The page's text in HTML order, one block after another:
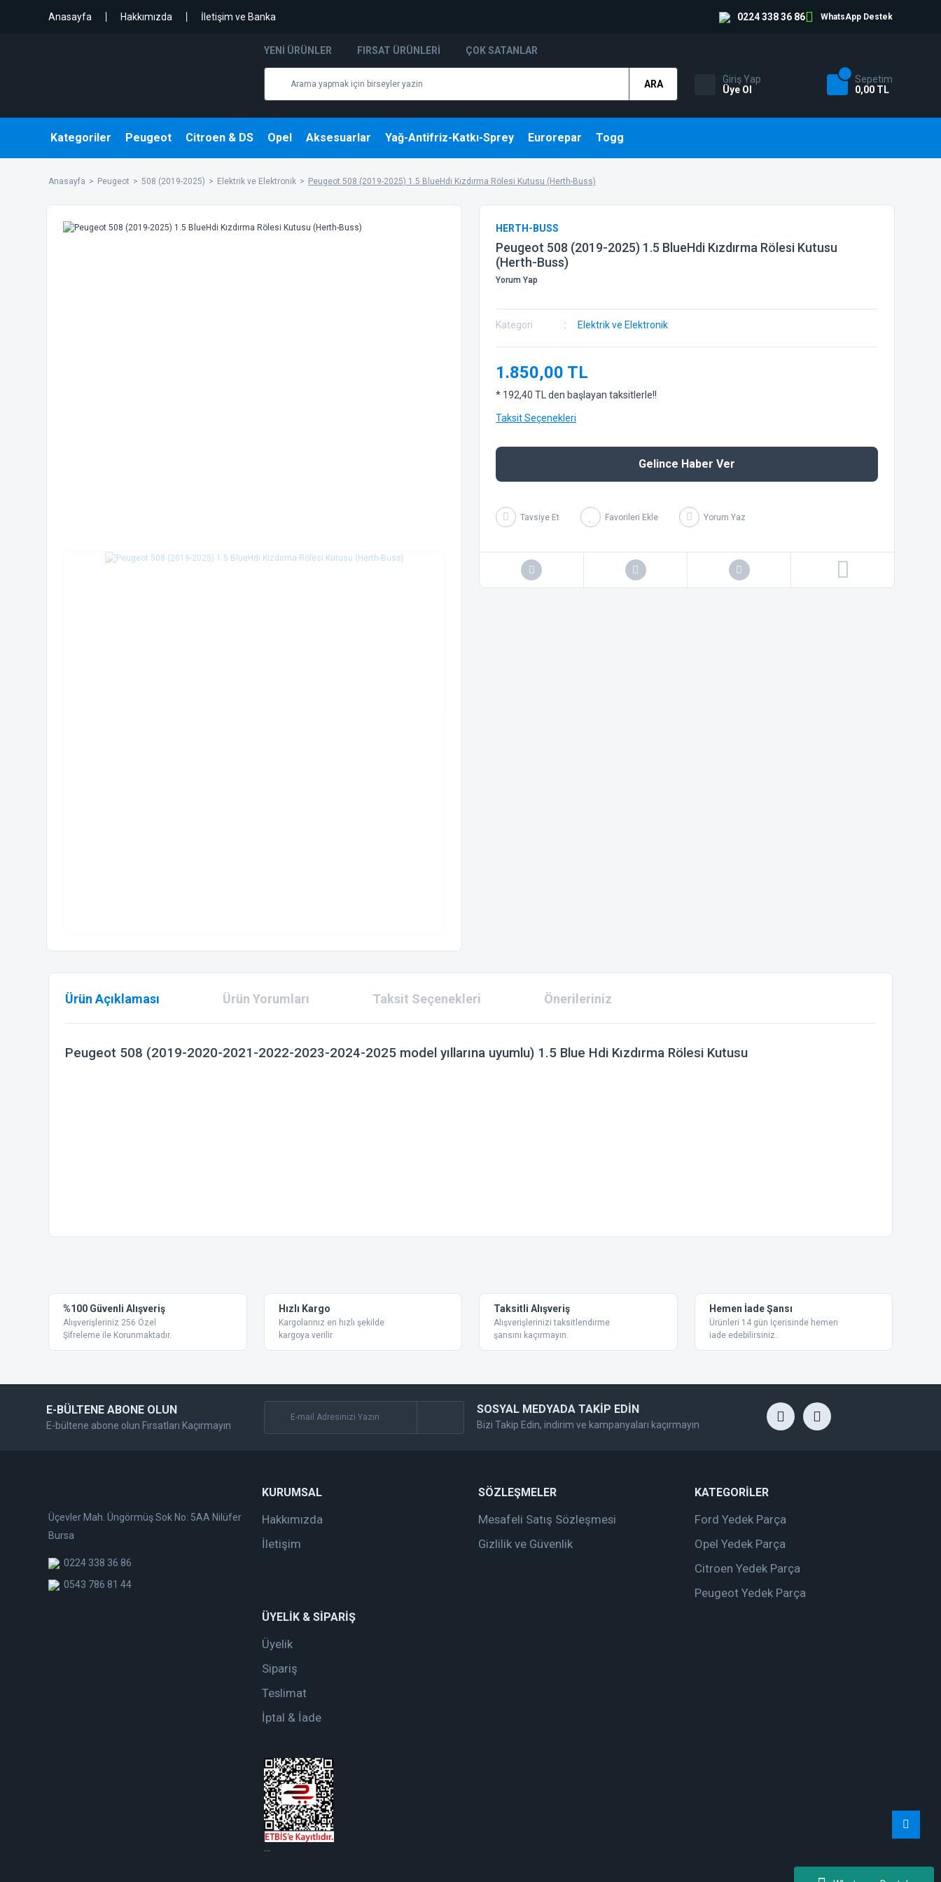
Anasayfa Hakkımızda İletişim ve Banka 0224 338 36 86 WhatsApp Destek
YENI ÜRÜNLER FIRSAT ÜRÜNLERI ÇOK SATANLAR
ARA
Giriş Yap
Üye Ol
Sepetim
0,00 TL
Kategoriler Peugeot Citroen & DS Opel Aksesuarlar Yağ-Antifriz-Katkı-Sprey Eurorepar Togg
Anasayfa Peugeot 508 (2019-2025) Elektrik ve Elektronik Peugeot 508 (2019-2025) 1.5 BlueHdi Kızdırma Rölesi Kutusu (Herth-Buss)
HERTH-BUSS
Peugeot 508 (2019-2025) 1.5 BlueHdi Kızdırma Rölesi Kutusu
(Herth-Buss)
Yorum Yap
Kategori Elektrik ve Elektronik
1.850,00 TL
* 192,40 TL den başlayan taksitlerle!!
Taksit Seçenekleri
Gelince Haber Ver
Tavsiye Et Yorum Yaz
Ürün Açıklaması Ürün Yorumları Taksit Seçenekleri Önerileriniz
Peugeot 508 (2019-2020-2021-2022-2023-2024-2025 model yıllarına uyumlu) 1.5 Blue Hdi Kızdırma Rölesi Kutusu
Ürün resmi kalitesiz, bozuk veya görüntülenemiyor.
Ürün açıklamasında eksik bilgiler bulunuyor.
Ürün bilgilerinde hatalar bulunuyor.
Ürün fiyatı diğer sitelerden daha pahalı.
%100 Güvenli Alışveriş
Alışverişleriniz 256 Özel
Şifreleme ile Korunmaktadır.
Hızlı Kargo
Kargolarınız en hızlı şekilde
kargoya verilir
Taksitli Alışveriş
Alışverişlerinizi taksitlendirme
şansını kaçırmayın.
Hemen İade Şansı
Ürünleri 14 gün İçerisinde hemen
iade edebilirsiniz.
E-BÜLTENE ABONE OLUN
E-bültene abone olun Fırsatları Kaçırmayın
SOSYAL MEDYADA TAKİP EDİN
Bizi Takip Edin, indirim ve kampanyaları kaçırmayın
Üçevler Mah. Üngörmüş Sok No: 5AA Nilüfer
Bursa
0224 338 36 86
0543 786 81 44
KURUMSAL
Hakkımızda
İletişim
SÖZLEŞMELER
Mesafeli Satış Sözleşmesi
Gizlilik ve Güvenlik
KATEGORİLER
Ford Yedek Parça
Opel Yedek Parça
Citroen Yedek Parça
Peugeot Yedek Parça
ÜYELİK & SİPARİŞ
Üyelik
Sipariş
Teslimat
İptal & İade